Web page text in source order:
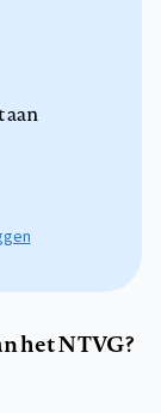
aan
het NTVG?